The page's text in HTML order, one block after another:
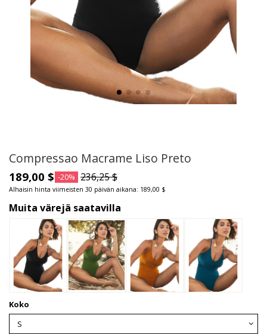
Compressao Macrame Liso Preto
189,00 $ -20% 236,25 $
Alhaisin hinta viimeisten 30 päivän aikana: 189,00 $
Muita värejä saatavilla
Koko